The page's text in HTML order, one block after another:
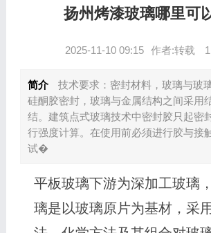
扬州烤漆玻璃哪里可
2025-11-10 09:15 作者:转载
简介
技术要求：密封材料，玻璃与玻
硅酮胶密封，玻璃与金属结构之间采用
结。建筑点式玻璃技术中密封胶只起密
行强度计算。在使用前必须进行胶与接
试�
平板玻璃下游为深加工玻璃
璃是以玻璃原片为基材，采